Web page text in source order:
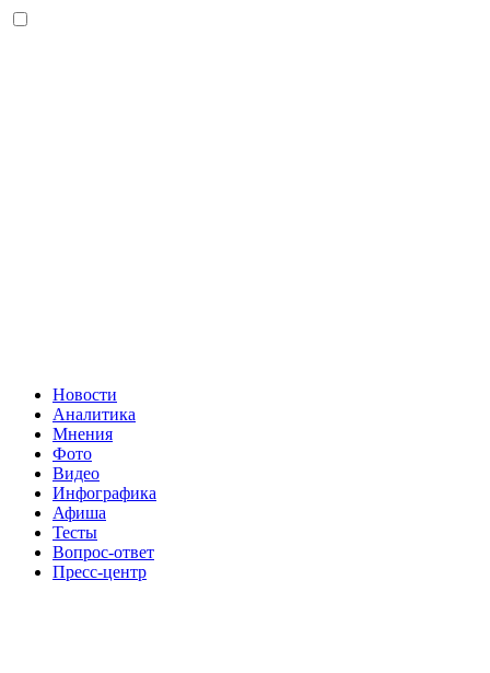
Новости
Аналитика
Мнения
Фото
Видео
Инфографика
Афиша
Тесты
Вопрос-ответ
Пресс-центр